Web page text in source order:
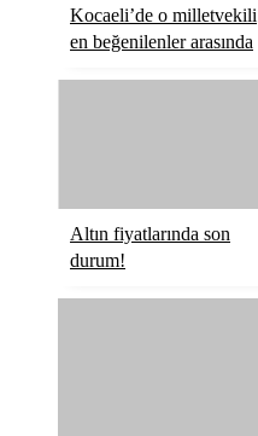
Kocaeli’de o milletvekili
en beğenilenler arasında
Altın fiyatlarında son
durum!